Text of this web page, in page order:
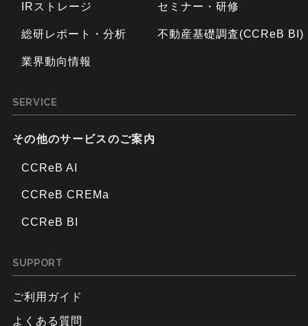
IRストレージ
総研レポート・分析
業界動向情報
セミナー・研修
不動産基礎調査(CCReB BI)
SERVICE
その他のサービスのご案内
CCReB AI
CCReB CREMa
CCReB BI
SUPPORT
ご利用ガイド
よくある質問